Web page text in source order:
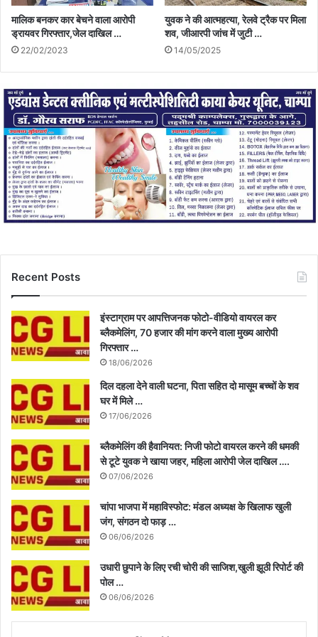
मालिक बनकर कार बेचने वाला आरोपी
ड्रायवर गिरफ्तार,जेल दाखिल …
22/02/2023
युवक ने की आत्महत्या, रेलवे ट्रैक पर मिला
शव, जीआरपी जांच में जुटी …
14/05/2025
Recent Posts
इंस्टाग्राम पर आपत्तिजनक फोटो-वीडियो वायरल कर
ब्लैकमेलिंग, 70 हजार की मांग करने वाला मुख्य आरोपी
गिरफ्तार …
18/06/2026
दिल दहला देने वाली घटना, पिता सहित दो मासूम बच्चों के शव
घर में मिले …
17/06/2026
ब्लैकमेलिंग की हैवानियत: निजी फोटो वायरल करने की धमकी
से टूटे युवक ने खाया जहर, महिला आरोपी जेल दाखिल ….
07/06/2026
चांपा भाजपा में महाविस्फोट: मंडल अध्यक्ष के खिलाफ खुली
जंग, संगठन दो फाड़ …
06/06/2026
उधारी छुपाने के लिए रची चोरी की साजिश,खुली झूठी रिपोर्ट की
पोल …
06/06/2026